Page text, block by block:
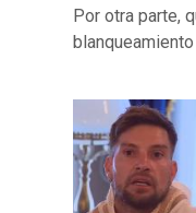
Por otra parte,